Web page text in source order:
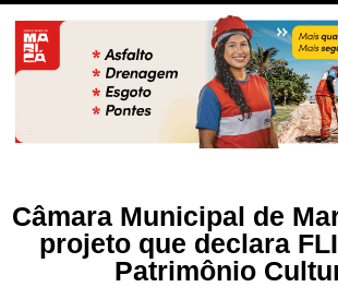
Câmara Municipal de
projeto que declara
Patrimônio